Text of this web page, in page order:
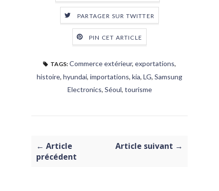
PARTAGER SUR TWITTER
PIN CET ARTICLE
TAGS: Commerce extérieur, exportations,
histoire, hyundai, importations, kia, LG, Samsung
Electronics, Séoul, tourisme
← Article
précédent
Article suivant →